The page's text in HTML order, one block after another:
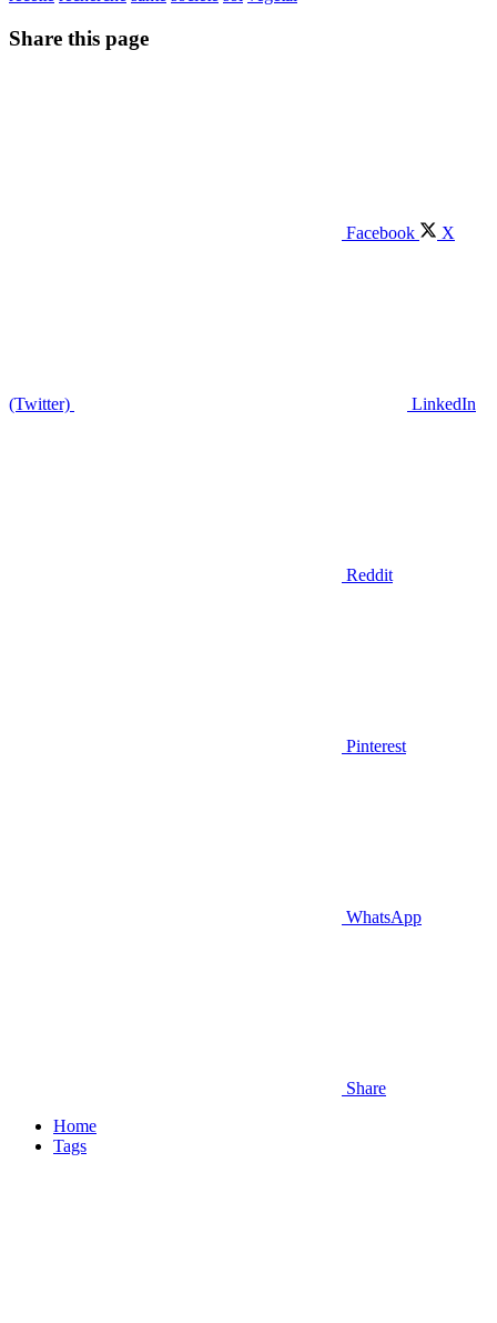
Share this page
Facebook X
(Twitter) LinkedIn
Reddit
Pinterest
WhatsApp
Share
Home
Tags